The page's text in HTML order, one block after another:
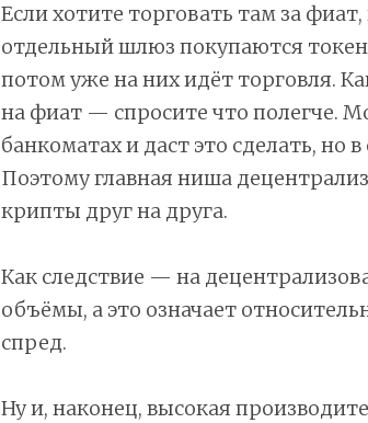
Если хотите торговать там за
отдельный шлюз покупаются
потом уже на них идёт торговля.
на фиат — спросите что полегче.
банкоматах и даст это сделать, но
Поэтому главная ниша
крипты друг на друга.
Как следствие — на
объёмы, а это означает
спред.
Ну и, наконец, высокая